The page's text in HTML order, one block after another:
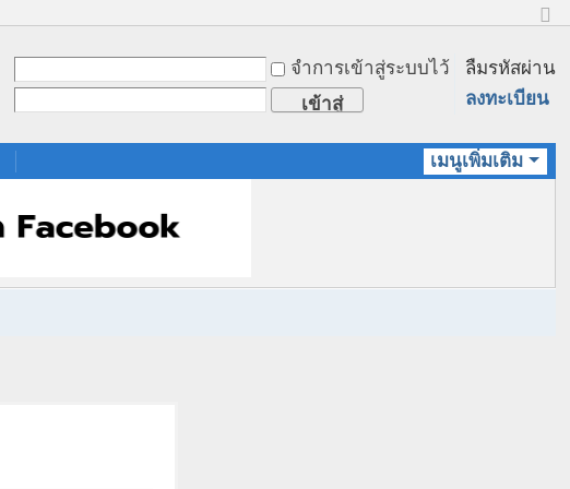
า
ด
ติ
จำการเข้าสู่ระบบไว้
ลืมรหัสผ่าน
เข้าสู่
ลงทะเบียน
เมนูเพิ่มเติม